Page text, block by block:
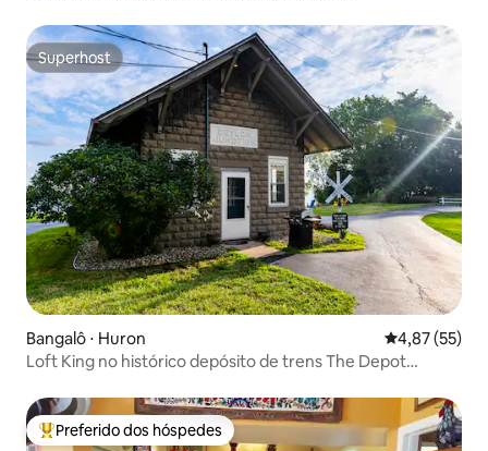
Superhost
Superhost
Bangalô ⋅ Huron 4,87 de uma
4,87 (55)
Loft King no histórico depósito de trens The Depot
Entre os melhores preferidos dos hóspedes
Preferido dos hóspedes